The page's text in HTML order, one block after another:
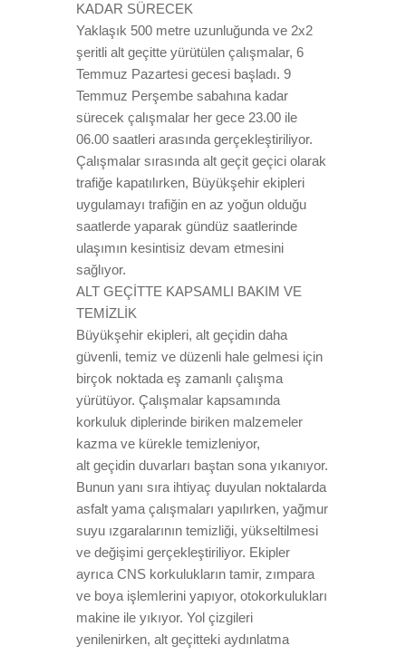
KADAR SÜRECEK
Yaklaşık 500 metre uzunluğunda ve 2x2
şeritli alt geçitte yürütülen çalışmalar, 6
Temmuz Pazartesi gecesi başladı. 9
Temmuz Perşembe sabahına kadar
sürecek çalışmalar her gece 23.00 ile
06.00 saatleri arasında gerçekleştiriliyor.
Çalışmalar sırasında alt geçit geçici olarak
trafiğe kapatılırken, Büyükşehir ekipleri
uygulamayı trafiğin en az yoğun olduğu
saatlerde yaparak gündüz saatlerinde
ulaşımın kesintisiz devam etmesini
sağlıyor.
ALT GEÇİTTE KAPSAMLI BAKIM VE
TEMİZLİK
Büyükşehir ekipleri, alt geçidin daha
güvenli, temiz ve düzenli hale gelmesi için
birçok noktada eş zamanlı çalışma
yürütüyor. Çalışmalar kapsamında
korkuluk diplerinde biriken malzemeler
kazma ve kürekle temizleniyor,
alt geçidin duvarları baştan sona yıkanıyor.
Bunun yanı sıra ihtiyaç duyulan noktalarda
asfalt yama çalışmaları yapılırken, yağmur
suyu ızgaralarının temizliği, yükseltilmesi
ve değişimi gerçekleştiriliyor. Ekipler
ayrıca CNS korkulukların tamir, zımpara
ve boya işlemlerini yapıyor, otokorkulukları
makine ile yıkıyor. Yol çizgileri
yenilenirken, alt geçitteki aydınlatma